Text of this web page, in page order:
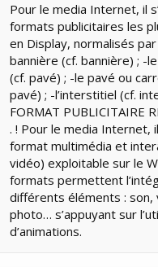
Pour le media Internet, il
formats publicitaires les
en Display, normalisés par
bannière (cf. bannière) ; -
(cf. pavé) ; -le pavé ou
pavé) ; -l’interstitiel (cf.
FORMAT PUBLICITAIRE
. ! Pour le media Internet, il
format multimédia et
vidéo) exploitable sur le
formats permettent
différents éléments : son,
photo… s’appuyant sur
d’animations.